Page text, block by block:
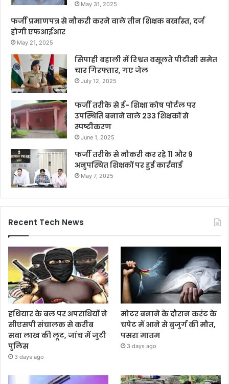
May 31, 2025
फर्जी प्रमाणपत्र से नौकरी करने वाले तीन शिक्षक बर्खास्त, दर्ज
होगी एफआईआर
May 21, 2025
सिपाही बहाली में रिश्वत वसूलते पीटीसी समेत
चार गिरफ्तार, गए जेल
July 12, 2025
फर्जी तरीके से ई- शिक्षा कोष पोर्टल पर
उपस्थिति बनाने वाले 233 शिक्षकों से
स्पष्टीकरण
June 1, 2025
फर्जी तरीके से नौकरी कर रहे 11 और 9
अनुपस्थित शिक्षकों पर हुई कार्रवाई
May 7, 2025
Recent Tech News
हथियार के बल पर अपराधियों ने
सीएसपी संचालक से करीब
सवा लाख की लूट, जांच में जुटी
पुलिस
3 days ago
मोटर बनाने के दौरान करंट के
चपेट में आने से बुजुर्ग की मौत,
पसरा मातम
3 days ago